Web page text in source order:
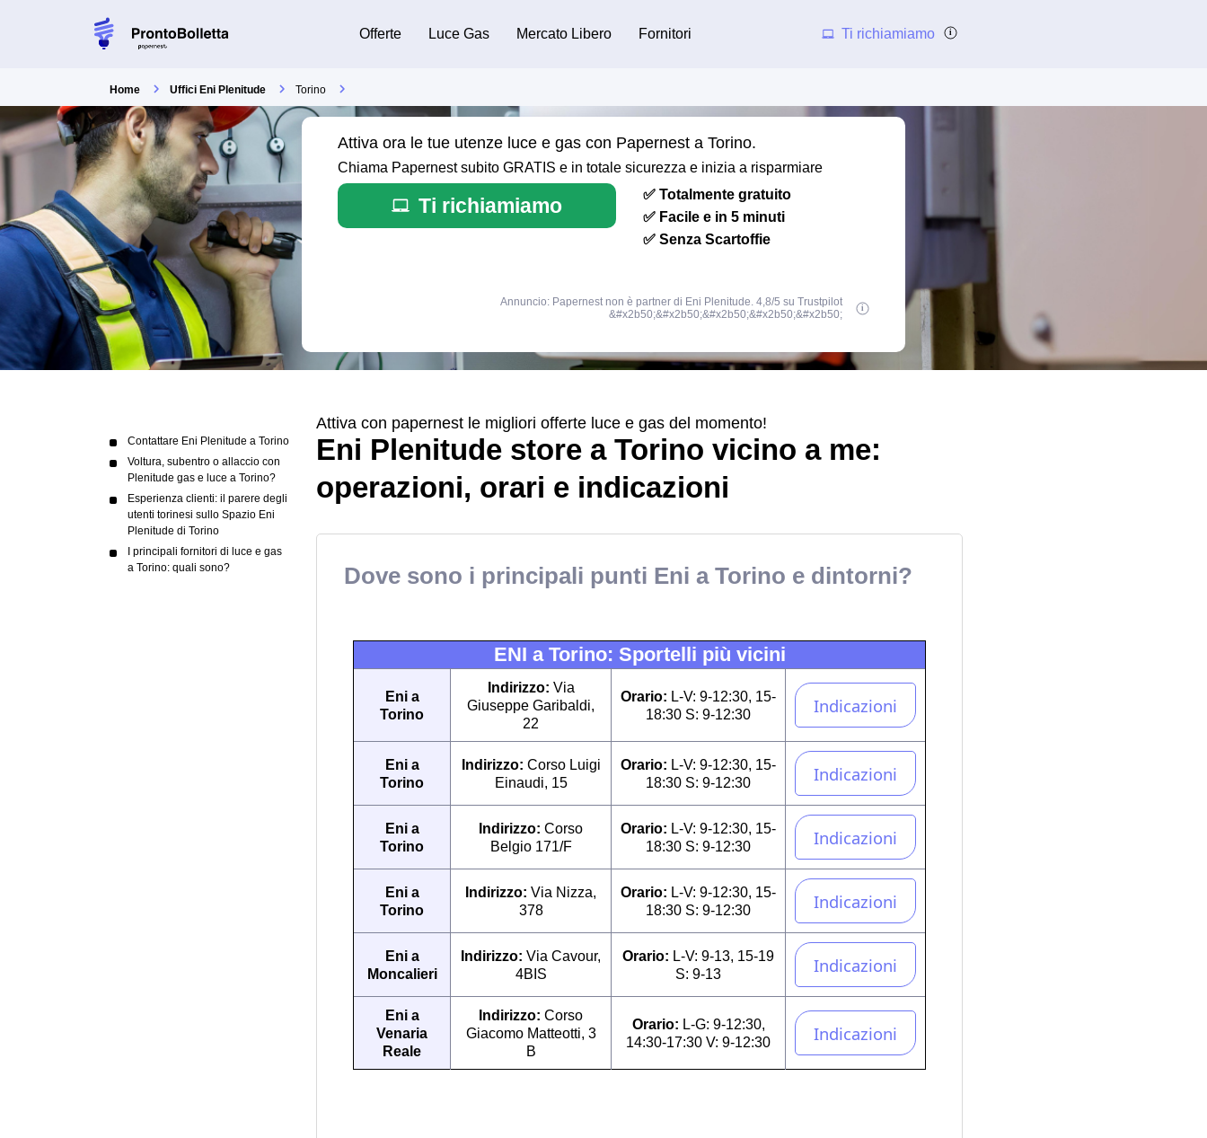
Offerte Luce Gas Mercato Libero Fornitori Ti richiamiamo
Home Uffici Eni Plenitude Torino
Attiva ora le tue utenze luce e gas con Papernest a Torino.
Chiama Papernest subito GRATIS e in totale sicurezza e inizia a risparmiare
Ti richiamiamo
✅ Totalmente gratuito
✅ Facile e in 5 minuti
✅ Senza Scartoffie
Annuncio: Papernest non è partner di Eni Plenitude. 4,8/5 su Trustpilot
&#x2b50;&#x2b50;&#x2b50;&#x2b50;&#x2b50;
Contattare Eni Plenitude a Torino
Voltura, subentro o allaccio con
Plenitude gas e luce a Torino?
Esperienza clienti: il parere degli
utenti torinesi sullo Spazio Eni
Plenitude di Torino
I principali fornitori di luce e gas
a Torino: quali sono?
Attiva con papernest le migliori offerte luce e gas del momento!
Eni Plenitude store a Torino vicino a me:
operazioni, orari e indicazioni
Dove sono i principali punti Eni a Torino e dintorni?
ENI a Torino: Sportelli più vicini
Eni a
Torino
Indirizzo: Via
Giuseppe Garibaldi,
22
Orario: L-V: 9-12:30, 15-
18:30 S: 9-12:30
Eni a
Torino
Indirizzo: Corso Luigi
Einaudi, 15
Orario: L-V: 9-12:30, 15-
18:30 S: 9-12:30
Eni a
Torino
Indirizzo: Corso
Belgio 171/F
Orario: L-V: 9-12:30, 15-
18:30 S: 9-12:30
Eni a
Torino
Indirizzo: Via Nizza,
378
Orario: L-V: 9-12:30, 15-
18:30 S: 9-12:30
Eni a
Moncalieri
Indirizzo: Via Cavour,
4BIS
Orario: L-V: 9-13, 15-19
S: 9-13
Eni a
Venaria
Reale
Indirizzo: Corso
Giacomo Matteotti, 3
B
Orario: L-G: 9-12:30,
14:30-17:30 V: 9-12:30